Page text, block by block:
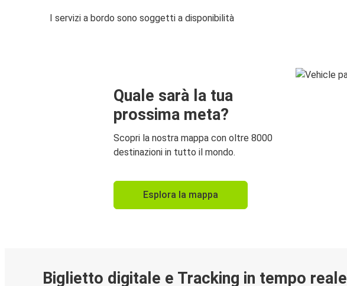
I servizi a bordo sono soggetti a disponibilità
Quale sarà la tua
prossima meta?
Scopri la nostra mappa con oltre 8000
destinazioni in tutto il mondo.
Esplora la mappa
Biglietto digitale e Tracking in tempo reale